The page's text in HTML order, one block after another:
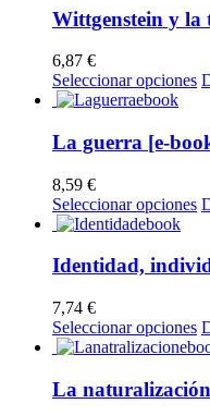
Wittgenstein y la
6,87 €
Seleccionar opciones
La guerra [e-
8,59 €
Seleccionar opciones
Identidad,
7,74 €
Seleccionar opciones
La